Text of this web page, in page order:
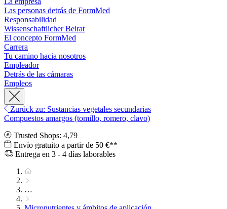
Las personas detrás de FormMed
Responsabilidad
Wissenschaftlicher Beirat
El concepto FormMed
Carrera
Tu camino hacia nosotros
Empleador
Detrás de las cámaras
Empleos
Zurück zu: Sustancias vegetales secundarias
Compuestos amargos (tomillo, romero, clavo)
Trusted Shops: 4,79
Envío gratuito a partir de 50 €**
Entrega en 3 - 4 días laborables
…